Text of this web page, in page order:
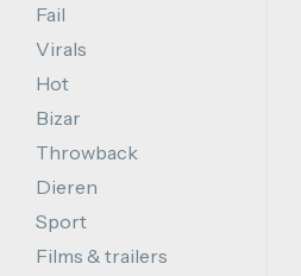
Fail
Virals
Hot
Bizar
Throwback
Dieren
Sport
Films & trailers